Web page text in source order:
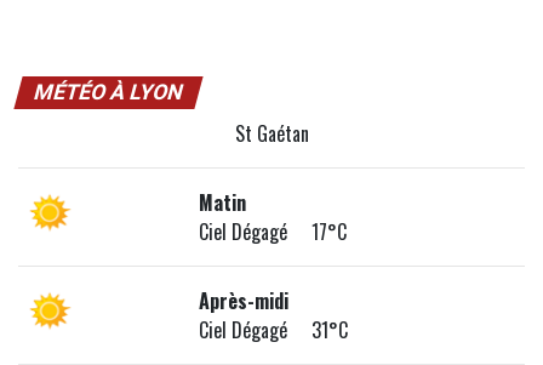
MÉTÉO À LYON
St Gaétan
Matin
Ciel Dégagé 17°C
Après-midi
Ciel Dégagé 31°C